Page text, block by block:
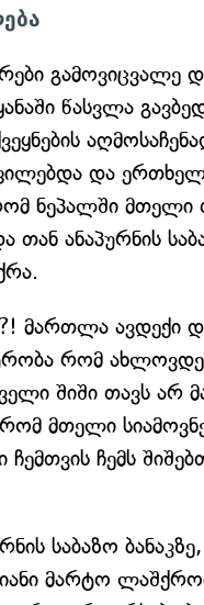
გამოვიცვალე
წასვლა
და
ნეპალში მთელი
თან ანაპურნის
მართლა ავდექი
რომ
შიში თავს არ
რომ მთელი
ჩემს
საბაზო
მარტო